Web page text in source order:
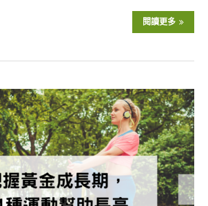
閱讀更多